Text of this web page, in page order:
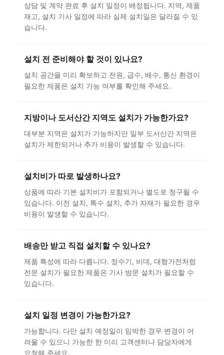
상담 및 계약 완료 후 설치 일정이 배정됩니다. 지역, 제품
재고, 설치 기사 일정에 따라 실제 설치일은 달라질 수 있
습니다.
설치 전 준비해야 할 것이 있나요?
설치 공간을 미리 확보하고 전원, 급수, 배수, 통신 환경이
필요한 제품은 설치 가능 여부를 확인해 주세요.
지방이나 도서산간 지역도 설치가 가능한가요?
대부분 지역은 설치가 가능하지만 일부 도서산간 지역은
설치가 제한되거나 추가 비용이 발생할 수 있습니다.
설치비가 따로 발생하나요?
상품에 따라 기본 설치비가 포함되거나 별도로 청구될 수
있습니다. 이전 설치, 특수 설치, 추가 자재가 필요한 경우
비용이 발생할 수 있습니다.
배송만 받고 직접 설치할 수 있나요?
제품 특성에 따라 다릅니다. 정수기, 비데, 대형가전처럼
전문 설치가 필요한 제품은 기사 방문 설치가 필요할 수
있습니다.
설치 일정 변경이 가능한가요?
가능합니다. 다만 설치 예정일이 임박한 경우 변경이 어
려울 수 있으니 가능한 한 미리 고객센터나 담당자에게
요청해 주세요.